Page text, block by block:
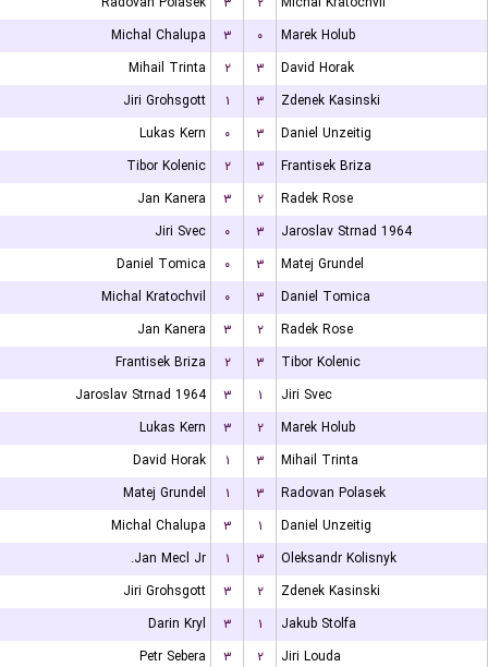
Michal Chalupa
۳ ۰
Marek Holub
Mihail Trinta
۲ ۳
David Horak
Jiri Grohsgott
۱ ۳
Zdenek Kasinski
Lukas Kern
۰ ۳
Daniel Unzeitig
Tibor Kolenic
۲ ۳
Frantisek Briza
Jan Kanera
۳ ۲
Radek Rose
Jiri Svec
۰ ۳
Jaroslav Strnad 1964
Daniel Tomica
۰ ۳
Matej Grundel
Michal Kratochvil
۰ ۳
Daniel Tomica
Jan Kanera
۳ ۲
Radek Rose
Frantisek Briza
۲ ۳
Tibor Kolenic
Jaroslav Strnad 1964
۳ ۱
Jiri Svec
Lukas Kern
۳ ۲
Marek Holub
David Horak
۱ ۳
Mihail Trinta
Matej Grundel
۱ ۳
Radovan Polasek
Michal Chalupa
۳ ۱
Daniel Unzeitig
Jan Mecl Jr.
۱ ۳
Oleksandr Kolisnyk
Jiri Grohsgott
۳ ۲
Zdenek Kasinski
Darin Kryl
۳ ۱
Jakub Stolfa
Petr Sebera
۳ ۲
Jiri Louda